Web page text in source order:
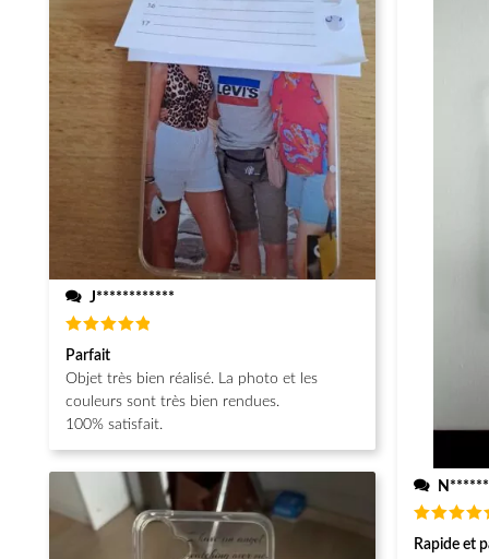
J************
Note5
sur 5
Parfait
Objet très bien réalisé. La photo et les
couleurs sont très bien rendues.
100% satisfait.
Note
sur 5
Rapide et